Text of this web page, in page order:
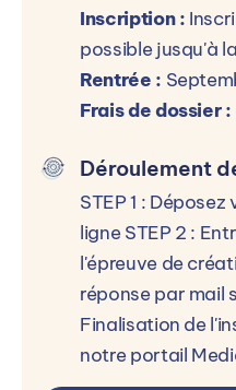
Inscription :
possible jusqu'à
Rentrée :
Frais de dossier :
Déroulement
STEP 1 :
ligne STEP 2 :
l'épreuve de
réponse par mail
Finalisation de
notre portail